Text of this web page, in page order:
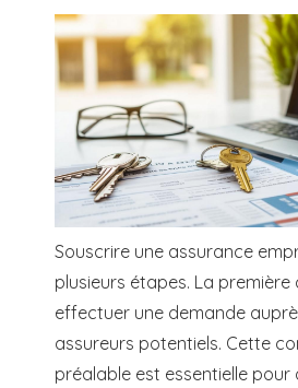
Souscrire une assurance
plusieurs étapes. La première
effectuer une demande
assureurs potentiels. Cette
préalable est essentielle pour